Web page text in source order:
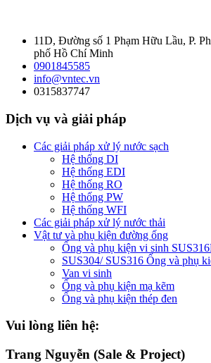
11D, Đường số 1 Phạm Hữu Lầu, P.
phố Hồ Chí Minh
0901845585
info@vntec.vn
0315837747
Dịch vụ và giải pháp
Các giải pháp xử lý nước sạch
Hệ thống DI
Hệ thống EDI
Hệ thống RO
Hệ thống PW
Hệ thống WFI
Các giải pháp xử lý nước thải
Vật tư và phụ kiện đường ống
Ống và phụ kiện vi sinh
SUS304/ SUS316 Ống và phụ
Van vi sinh
Ống và phụ kiện mạ kẽm
Ống và phụ kiện thép đen
Vui lòng liên hệ:
Trang Nguyễn (Sale & Project)